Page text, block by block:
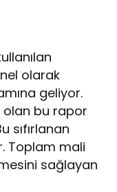
olarak
geliyor.
olan bu rapor
sıfırlanan
Toplam mali
sağlayan